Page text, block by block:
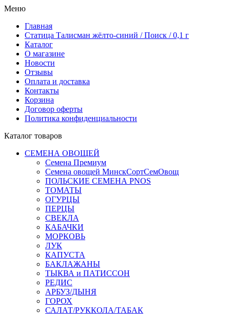
Меню
Главная
Статица Талисман жёлто-синий / Поиск / 0,1 г
Каталог
О магазине
Новости
Отзывы
Оплата и доставка
Контакты
Корзина
Договор оферты
Политика конфиденциальности
Каталог товаров
СЕМЕНА ОВОЩЕЙ
Семена Премиум
Семена овощей МинскСортСемОвощ
ПОЛЬСКИЕ СЕМЕНА PNOS
ТОМАТЫ
ОГУРЦЫ
ПЕРЦЫ
СВЕКЛА
КАБАЧКИ
МОРКОВЬ
ЛУК
КАПУСТА
БАКЛАЖАНЫ
ТЫКВА и ПАТИССОН
РЕДИС
АРБУЗ/ДЫНЯ
ГОРОХ
САЛАТ/РУККОЛА/ТАБАК